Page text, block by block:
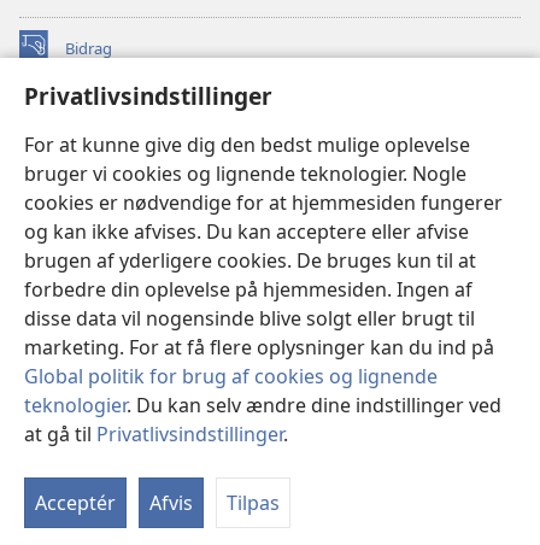
Privatlivsindstillinger
For at kunne give dig den bedst mulige oplevelse
bruger vi cookies og lignende teknologier. Nogle
cookies er nødvendige for at hjemmesiden fungerer
og kan ikke afvises. Du kan acceptere eller afvise
brugen af yderligere cookies. De bruges kun til at
forbedre din oplevelse på hjemmesiden. Ingen af
disse data vil nogensinde blive solgt eller brugt til
marketing. For at få flere oplysninger kan du ind på
Global politik for brug af cookies og lignende
teknologier. Du kan selv ændre dine indstillinger ved
at gå til Privatlivsindstillinger.
Acceptér Afvis Tilpas
Bidrag
(åbner
vindue)Watchtower ONLINE LIBRARY™
nyt
vindue)JW Hub
(åbner
nyt
vindue)JW Library
Watchtower Library
Copyright© 2026 Watch Tower Bible and Tract Society of Pennsylvania.
ANVENDELSESVILKÅR
PRIVATLIVSINDSTILLINGER